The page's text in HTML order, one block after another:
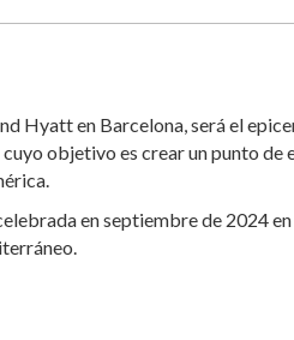
Hyatt en Barcelona, será el
cuyo objetivo es crear un punto de
en septiembre de 2024